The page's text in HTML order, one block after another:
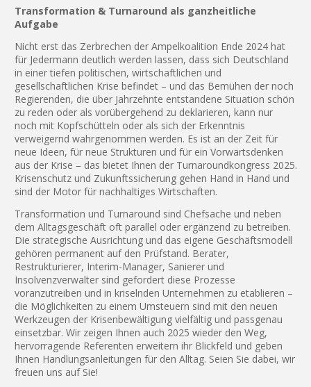
Transformation & Turnaround als ganzheitliche
Aufgabe
Nicht erst das Zerbrechen der Ampelkoalition Ende 2024 hat
für Jedermann deutlich werden lassen, dass sich Deutschland
in einer tiefen politischen, wirtschaftlichen und
gesellschaftlichen Krise befindet – und das Bemühen der noch
Regierenden, die über Jahrzehnte entstandene Situation schön
zu reden oder als vorübergehend zu deklarieren, kann nur
noch mit Kopfschütteln oder als sich der Erkenntnis
verweigernd wahrgenommen werden. Es ist an der Zeit für
neue Ideen, für neue Strukturen und für ein Vorwärtsdenken
aus der Krise – das bietet Ihnen der Turnaroundkongress 2025.
Krisenschutz und Zukunftssicherung gehen Hand in Hand und
sind der Motor für nachhaltiges Wirtschaften.
Transformation und Turnaround sind Chefsache und neben
dem Alltagsgeschäft oft parallel oder ergänzend zu betreiben.
Die strategische Ausrichtung und das eigene Geschäftsmodell
gehören permanent auf den Prüfstand. Berater,
Restrukturierer, Interim-Manager, Sanierer und
Insolvenzverwalter sind gefordert diese Prozesse
voranzutreiben und in kriselnden Unternehmen zu etablieren –
die Möglichkeiten zu einem Umsteuern sind mit den neuen
Werkzeugen der Krisenbewältigung vielfältig und passgenau
einsetzbar. Wir zeigen Ihnen auch 2025 wieder den Weg,
hervorragende Referenten erweitern ihr Blickfeld und geben
Ihnen Handlungsanleitungen für den Alltag. Seien Sie dabei, wir
freuen uns auf Sie!